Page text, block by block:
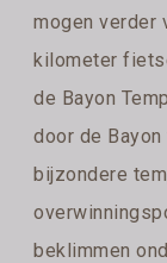
mogen verder
kilometer
de Bayon
door de
bijzondere
beklimmen